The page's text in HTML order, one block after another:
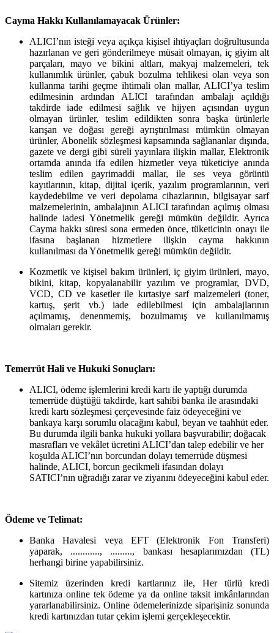
Cayma Hakkı Kullanılamayacak Ürünler:
ALICI’nın isteği veya açıkça kişisel ihtiyaçları doğrultusunda
hazırlanan ve geri gönderilmeye müsait olmayan, iç giyim alt
parçaları, mayo ve bikini altları, makyaj malzemeleri, tek
kullanımlık ürünler, çabuk bozulma tehlikesi olan veya son
kullanma tarihi geçme ihtimali olan mallar, ALICI’ya teslim
edilmesinin ardından ALICI tarafından ambalajı açıldığı
takdirde iade edilmesi sağlık ve hijyen açısından uygun
olmayan ürünler, teslim edildikten sonra başka ürünlerle
karışan ve doğası gereği ayrıştırılması mümkün olmayan
ürünler, Abonelik sözleşmesi kapsamında sağlananlar dışında,
gazete ve dergi gibi süreli yayınlara ilişkin mallar, Elektronik
ortamda anında ifa edilen hizmetler veya tüketiciye anında
teslim edilen gayrimaddi mallar, ile ses veya görüntü
kayıtlarının, kitap, dijital içerik, yazılım programlarının, veri
kaydedebilme ve veri depolama cihazlarının, bilgisayar sarf
malzemelerinin, ambalajının ALICI tarafından açılmış olması
halinde iadesi Yönetmelik gereği mümkün değildir. Ayrıca
Cayma hakkı süresi sona ermeden önce, tüketicinin onayı ile
ifasına başlanan hizmetlere ilişkin cayma hakkının
kullanılması da Yönetmelik gereği mümkün değildir.
Kozmetik ve kişisel bakım ürünleri, iç giyim ürünleri, mayo,
bikini, kitap, kopyalanabilir yazılım ve programlar, DVD,
VCD, CD ve kasetler ile kırtasiye sarf malzemeleri (toner,
kartuş, şerit vb.) iade edilebilmesi için ambalajlarının
açılmamış, denenmemiş, bozulmamış ve kullanılmamış
olmaları gerekir.
Temerrüt Hali ve Hukuki Sonuçları:
ALICI, ödeme işlemlerini kredi kartı ile yaptığı durumda
temerrüde düştüğü takdirde, kart sahibi banka ile arasındaki
kredi kartı sözleşmesi çerçevesinde faiz ödeyeceğini ve
bankaya karşı sorumlu olacağını kabul, beyan ve taahhüt eder.
Bu durumda ilgili banka hukuki yollara başvurabilir; doğacak
masrafları ve vekâlet ücretini ALICI’dan talep edebilir ve her
koşulda ALICI’nın borcundan dolayı temerrüde düşmesi
halinde, ALICI, borcun gecikmeli ifasından dolayı
SATICI’nın uğradığı zarar ve ziyanını ödeyeceğini kabul eder.
Ödeme ve Telimat:
Banka Havalesi veya EFT (Elektronik Fon Transferi)
yaparak, ............, ........., bankası hesaplarımızdan (TL)
herhangi birine yapabilirsiniz.
Sitemiz üzerinden kredi kartlarınız ile, Her türlü kredi
kartınıza online tek ödeme ya da online taksit imkânlarından
yararlanabilirsiniz. Online ödemelerinizde siparişiniz sonunda
kredi kartınızdan tutar çekim işlemi gerçekleşecektir.